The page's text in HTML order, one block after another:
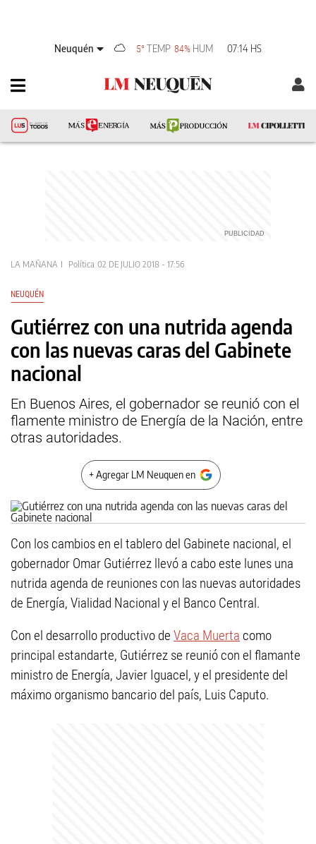
Neuquén 5°TEMP 84% HUM 07:14 HS
LA MAÑANA Política 02 DE JULIO 2018 - 17:56
NEUQUÉN
Gutiérrez con una nutrida agenda
con las nuevas caras del Gabinete
nacional
En Buenos Aires, el gobernador se reunió con el
flamente ministro de Energía de la Nación, entre
otras autoridades.
+ Agregar LM Neuquen en
Con los cambios en el tablero del Gabinete nacional, el
gobernador Omar Gutiérrez llevó a cabo este lunes una
nutrida agenda de reuniones con las nuevas autoridades
de Energía, Vialidad Nacional y el Banco Central.
Con el desarrollo productivo de Vaca Muerta como
principal estandarte, Gutiérrez se reunió con el flamante
ministro de Energía, Javier Iguacel, y el presidente del
máximo organismo bancario del país, Luis Caputo.